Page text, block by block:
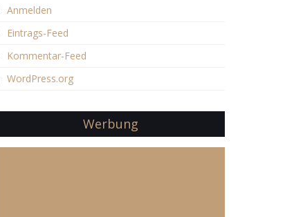
Anmelden
Eintrags-Feed
Kommentar-Feed
WordPress.org
Werbung